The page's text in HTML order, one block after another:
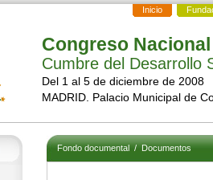
Inicio
Congreso
Cumbre del Desarrollo
Del 1 al 5 de diciembre de 2008
MADRID. Palacio Municipal de
Fondo documental/Documentos